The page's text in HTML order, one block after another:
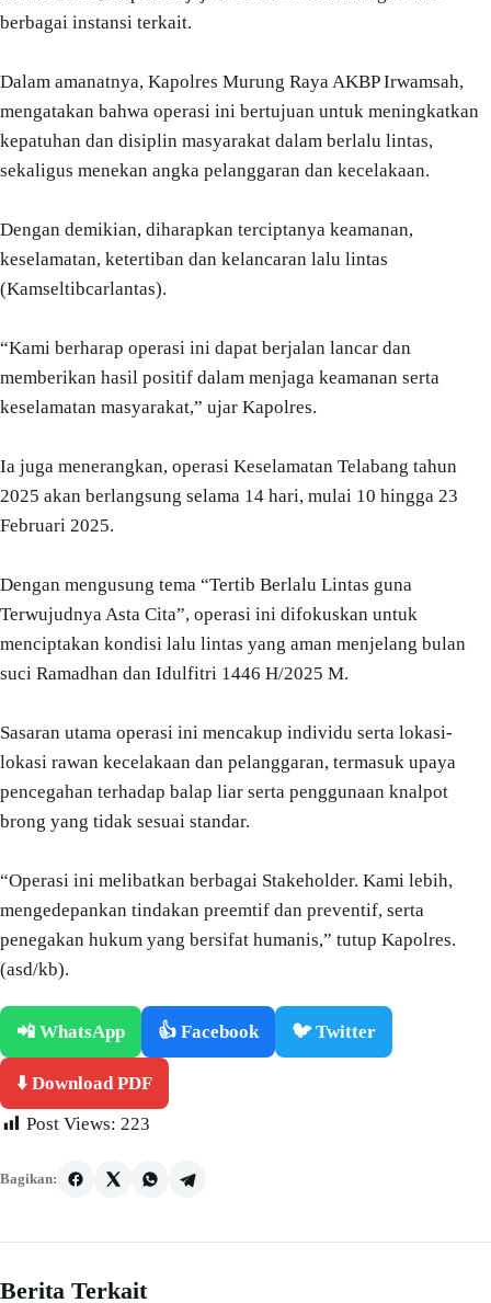
berbagai instansi terkait.
Dalam amanatnya, Kapolres Murung Raya AKBP Irwamsah,
mengatakan bahwa operasi ini bertujuan untuk meningkatkan
kepatuhan dan disiplin masyarakat dalam berlalu lintas,
sekaligus menekan angka pelanggaran dan kecelakaan.
Dengan demikian, diharapkan terciptanya keamanan,
keselamatan, ketertiban dan kelancaran lalu lintas
(Kamseltibcarlantas).
“Kami berharap operasi ini dapat berjalan lancar dan
memberikan hasil positif dalam menjaga keamanan serta
keselamatan masyarakat,” ujar Kapolres.
Ia juga menerangkan, operasi Keselamatan Telabang tahun
2025 akan berlangsung selama 14 hari, mulai 10 hingga 23
Februari 2025.
Dengan mengusung tema “Tertib Berlalu Lintas guna
Terwujudnya Asta Cita”, operasi ini difokuskan untuk
menciptakan kondisi lalu lintas yang aman menjelang bulan
suci Ramadhan dan Idulfitri 1446 H/2025 M.
Sasaran utama operasi ini mencakup individu serta lokasi-
lokasi rawan kecelakaan dan pelanggaran, termasuk upaya
pencegahan terhadap balap liar serta penggunaan knalpot
brong yang tidak sesuai standar.
“Operasi ini melibatkan berbagai Stakeholder. Kami lebih,
mengedepankan tindakan preemtif dan preventif, serta
penegakan hukum yang bersifat humanis,” tutup Kapolres.
(asd/kb).
📲 WhatsApp 👍 Facebook 🐦 Twitter
⬇️ Download PDF
Post Views: 223
Bagikan:
Berita Terkait